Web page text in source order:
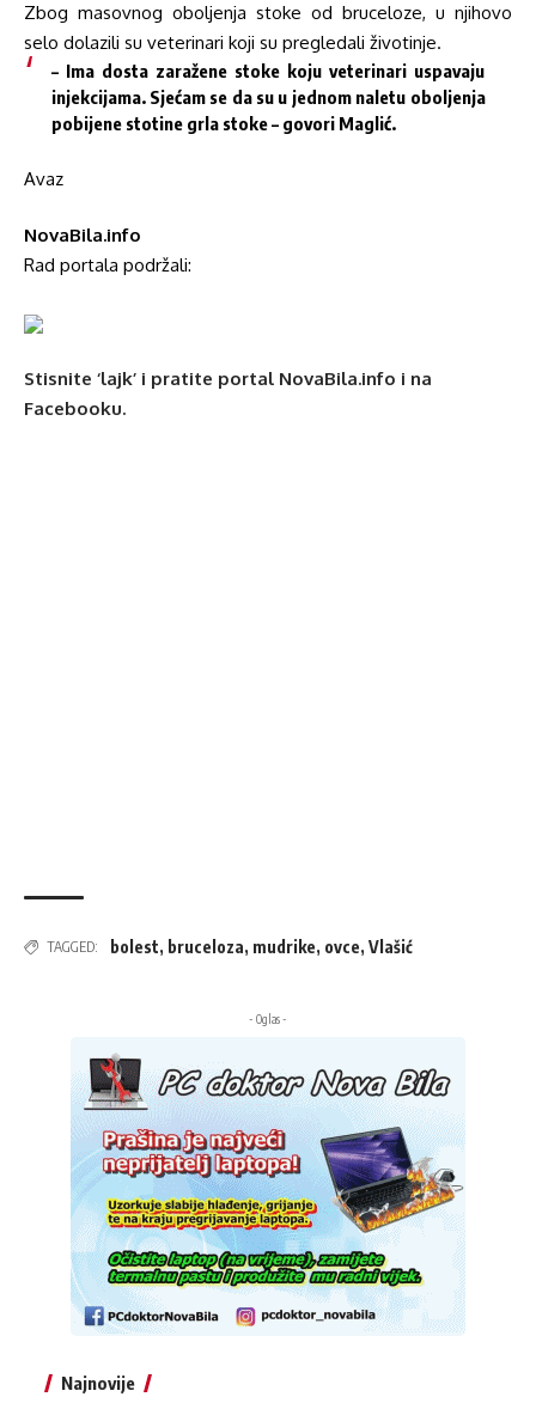
Zbog masovnog oboljenja stoke od bruceloze, u njihovo
selo dolazili su veterinari koji su pregledali životinje.
– Ima dosta zaražene stoke koju veterinari uspavaju
injekcijama. Sjećam se da su u jednom naletu oboljenja
pobijene stotine grla stoke – govori Maglić.
Avaz
NovaBila.info
Rad portala podržali:
Stisnite ‘lajk’ i pratite portal NovaBila.info i na
Facebooku.
TAGGED: bolest, bruceloza, mudrike, ovce, Vlašić
- Oglas -
Najnovije